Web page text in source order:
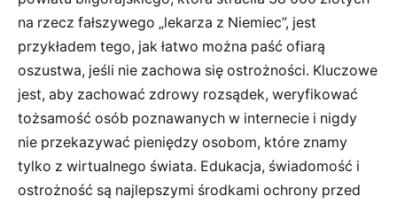
na rzecz fałszywego „lekarza z Niemiec”, jest
przykładem tego, jak łatwo można paść ofiarą
oszustwa, jeśli nie zachowa się ostrożności. Kluczowe
jest, aby zachować zdrowy rozsądek, weryfikować
tożsamość osób poznawanych w internecie i nigdy
nie przekazywać pieniędzy osobom, które znamy
tylko z wirtualnego świata. Edukacja, świadomość i
ostrożność są najlepszymi środkami ochrony przed